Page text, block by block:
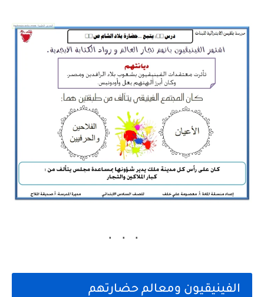
الفينيقيون ومعالم حضارتهم